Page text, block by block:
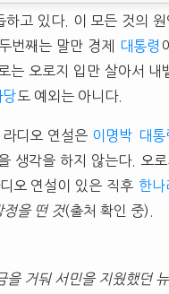
고 있다. 이 모든 것의 원
번째는 말만 경제 대통령
는 오로지 입만 살아서 내
당도 예외는 아니다.
디오 연설은 이명박 대통
생각을 하지 않는다. 오
오 연설이 있은 직후 한나
정을 떤 것(출처 확인 중).
거둬 서민을 지웠했던